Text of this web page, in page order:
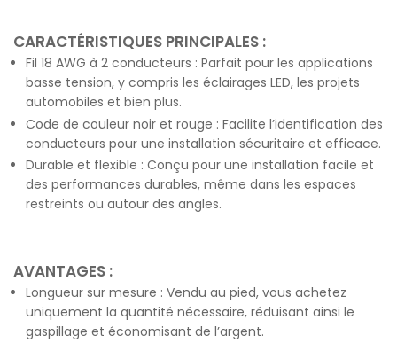
CARACTÉRISTIQUES PRINCIPALES :
Fil 18 AWG à 2 conducteurs : Parfait pour les applications
basse tension, y compris les éclairages LED, les projets
automobiles et bien plus.
Code de couleur noir et rouge : Facilite l’identification des
conducteurs pour une installation sécuritaire et efficace.
Durable et flexible : Conçu pour une installation facile et
des performances durables, même dans les espaces
restreints ou autour des angles.
AVANTAGES :
Longueur sur mesure : Vendu au pied, vous achetez
uniquement la quantité nécessaire, réduisant ainsi le
gaspillage et économisant de l’argent.